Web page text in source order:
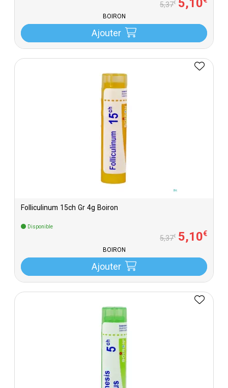
5,37€ 5,10
BOIRON
Ajouter
Folliculinum 15ch Gr 4g Boiron
Disponible
5,37€ 5,10€
BOIRON
Ajouter